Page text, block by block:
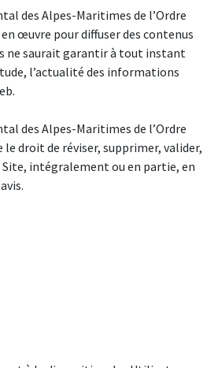
des Alpes-Maritimes de l’Ordre
œuvre pour diffuser des contenus
ne saurait garantir à tout instant
l’actualité des informations
des Alpes-Maritimes de l’Ordre
le droit de réviser, supprimer, valider,
intégralement ou en partie, en